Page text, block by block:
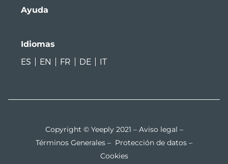
Ayuda
Idiomas
ES
EN FR DE IT
Copyright © Yeeply 2021 – Aviso legal –
Términos Generales – Protección de datos –
Cookies